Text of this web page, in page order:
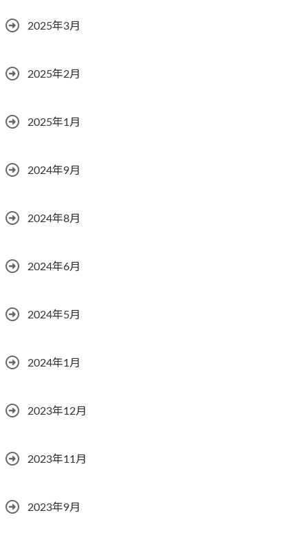
2025年3月
2025年2月
2025年1月
2024年9月
2024年8月
2024年6月
2024年5月
2024年1月
2023年12月
2023年11月
2023年9月